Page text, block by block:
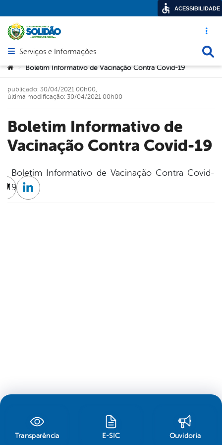
Acesso
Abrir menu principal de navegação
Serviços e Informações
Você está aqui:
> Boletim Informativo de Vacinação Contra Covid-19
Boletim Informativo de
Vacinação Contra Covid-19
publicado: 30/04/2021 00h00,
última modificação: 30/04/2021 00h00
Boletim Informativo de Vacinação Contra Covid-
19.
Twitter
Linkedin
Transparência E-SIC Ouvidoria
ACESSIBILIDADE